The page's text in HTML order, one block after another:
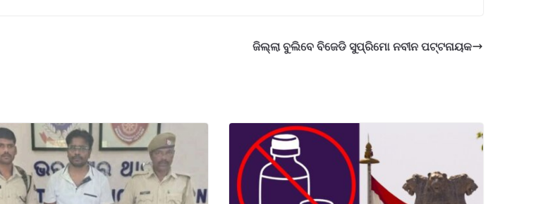
ଜିଲ୍ଲା ବୁଲିବେ ବିଜେଡି ସୁପ୍ରିମୋ ନବୀନ ପଟ୍ଟନାୟକ